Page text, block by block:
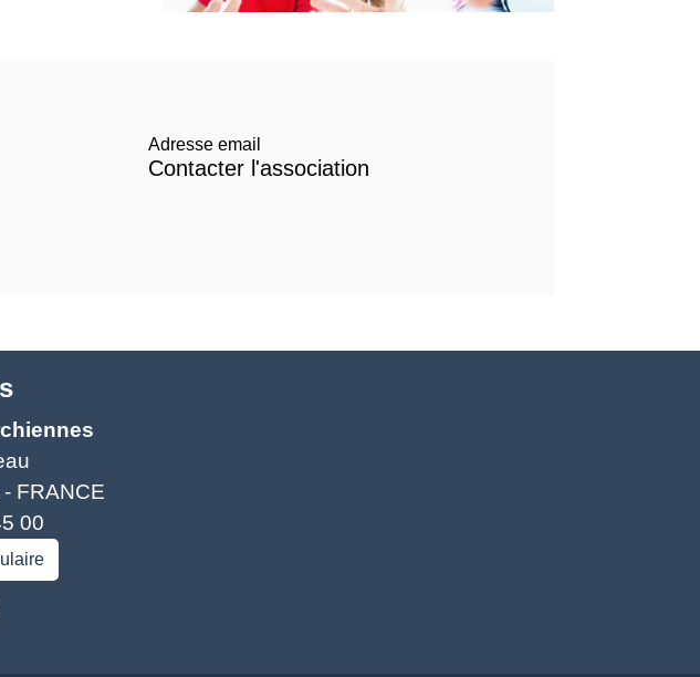
Adresse email
Contacter l'association
FRANCE
00